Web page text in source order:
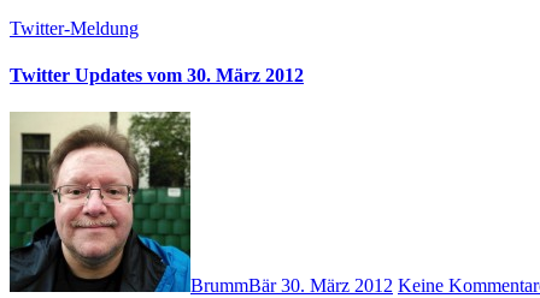
Twitter-Meldung
Twitter Updates vom 30. März 2012
BrummBär30. März 2012 Keine